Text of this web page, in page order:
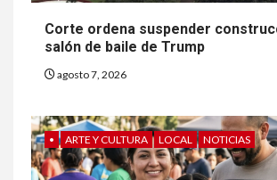
Corte ordena suspender
salón de baile de Trump
agosto 7, 2026
• ARTE Y CULTURA LOCAL NOTICIAS